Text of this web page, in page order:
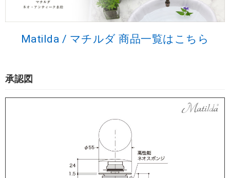
Matilda / マチルダ 商品一覧はこちら
承認図